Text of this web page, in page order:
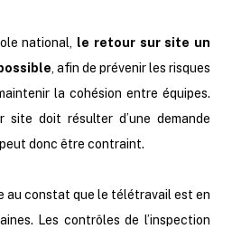
national, le retour sur site un
, afin de prévenir les risques
la cohésion entre équipes.
site doit résulter d’une demande
donc être contraint.
constat que le télétravail est en
Les contrôles de l’inspection